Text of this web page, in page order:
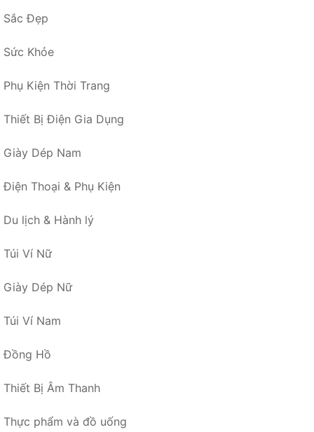
Sắc Đẹp
Sức Khỏe
Phụ Kiện Thời Trang
Thiết Bị Điện Gia Dụng
Giày Dép Nam
Điện Thoại & Phụ Kiện
Du lịch & Hành lý
Túi Ví Nữ
Giày Dép Nữ
Túi Ví Nam
Đồng Hồ
Thiết Bị Âm Thanh
Thực phẩm và đồ uống